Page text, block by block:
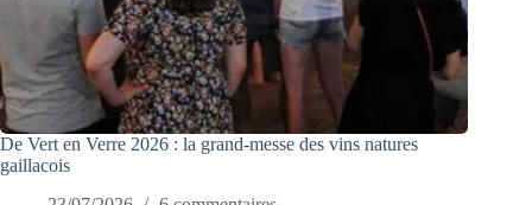
De Vert en Verre 2026 : la grand-messe des vins natures
gaillacois